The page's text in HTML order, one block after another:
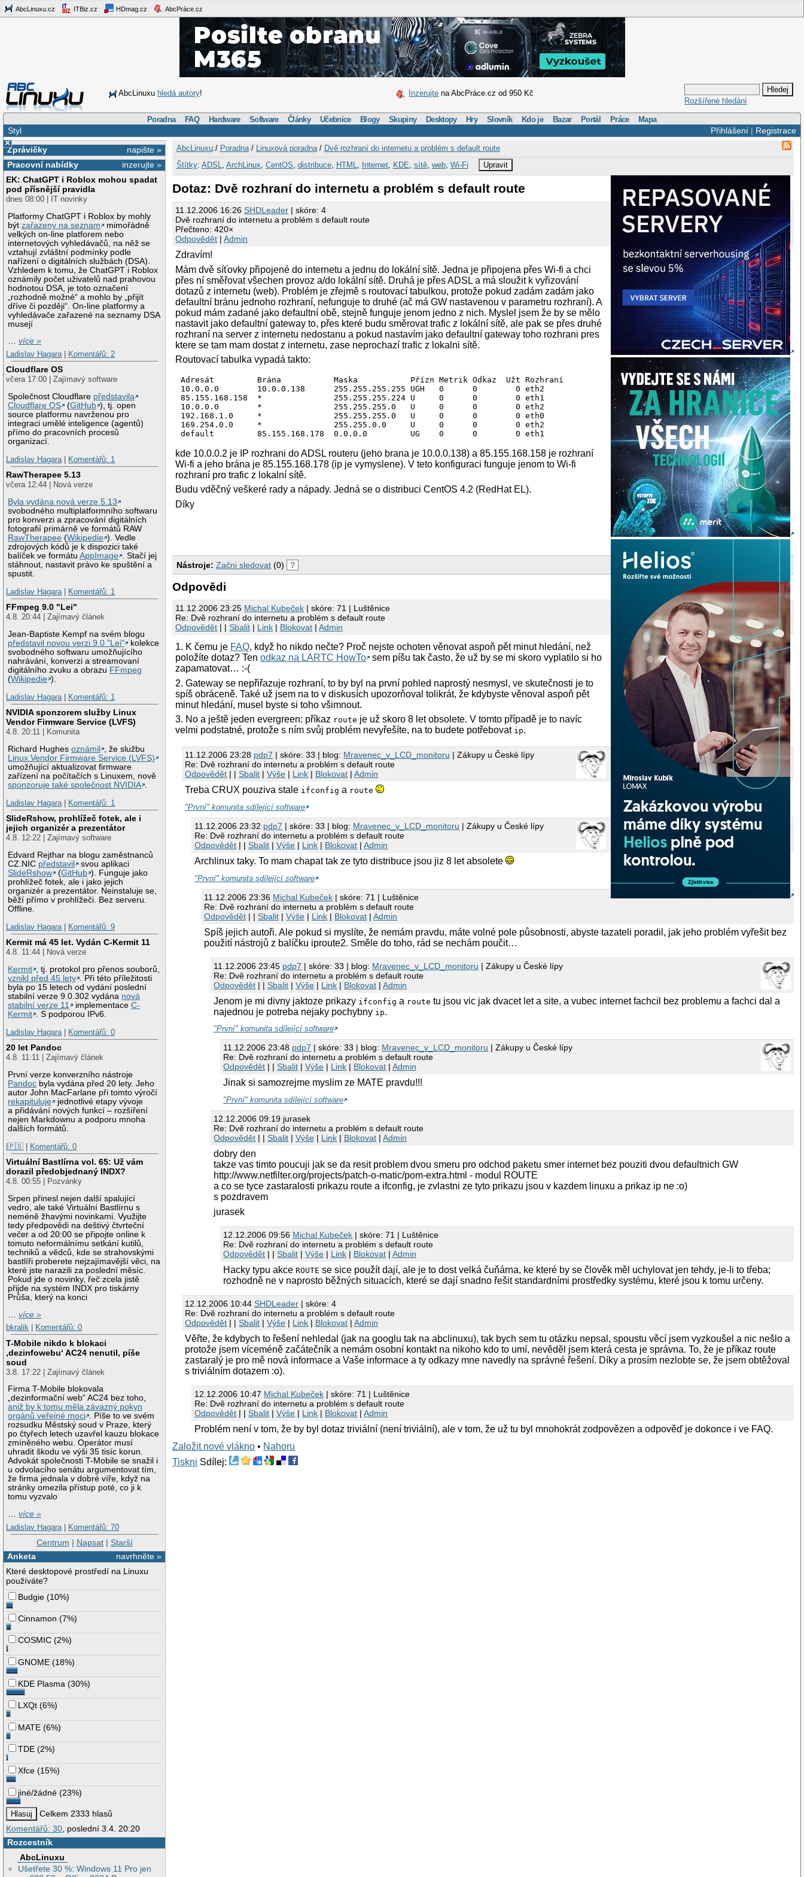
AbcLinuxu.cz ITBiz.cz HDmag.cz AbcPráce.cz
AbcLinuxu hledá autory! Inzerujte na AbcPráce.cz od 950 Kč
Rozšířené hledání
Poradna FAQ Hardware Software Články Učebnice Blogy Skupiny Desktopy Hry Slovník Kdo je Bazar Portál Práce Mapa
Přihlášení| Registrace
Styl
×
napište »
Zprávičky
inzerujte »
Pracovní nabídky
EK: ChatGPT i Roblox mohou spadat
pod přísnější pravidla
dnes 08:00 | IT novinky
Platformy ChatGPT i Roblox by mohly
býtzařazeny na seznam
mimořádně
velkých on-line platforem nebo
internetových vyhledávačů, na něž se
vztahují zvláštní podmínky podle
nařízení o digitálních službách (DSA).
Vzhledem k tomu, že ChatGPT i Roblox
oznámily počet uživatelů nad prahovou
hodnotou DSA, je toto označení
„rozhodně možné“ a mohlo by „přijít
dříve či později“. On-line platformy a
vyhledávače zařazené na seznamy DSA
musejí
…více »
Ladislav Hagara
Komentářů: 2
Cloudflare OS
včera 17:00 | Zajímavý software
Společnost Cloudflare představila
Cloudflare OS
(GitHub ), tj. open
source platformu navrženou pro
integraci umělé inteligence (agentů)
přímo do pracovních procesů
organizací.
Ladislav Hagara
Komentářů: 1
RawTherapee 5.13
včera 12:44 | Nová verze
Byla vydána nová verze 5.13
svobodného multiplatformního softwaru
pro konverzi a zpracování digitálních
fotografií primárně ve formátů RAW
RawTherapee (Wikipedie ). Vedle
zdrojových kódů je k dispozici také
balíček ve formátuAppImage . Stačí jej
stáhnout, nastavit právo ke spuštění a
spustit.
Ladislav Hagara
Komentářů: 1
FFmpeg 9.0 "Lei"
4.8. 20:44 | Zajímavý článek
Jean-Baptiste Kempf na svém blogu
představil novou verzi 9.0 "Lei"
kolekce
svobodného softwaru umožňujícího
nahrávání, konverzi a streamovaní
digitálního zvuku a obrazu FFmpeg
(Wikipedie ).
Ladislav Hagara
Komentářů: 1
NVIDIA sponzorem služby Linux
Vendor Firmware Service (LVFS)
4.8. 20:11 | Komunita
Richard Hughesoznámil
, že službu
Linux Vendor Firmware Service (LVFS)
umožňující aktualizovat firmware
zařízení na počítačích s Linuxem, nově
sponzoruje také společnost NVIDIA .
Ladislav Hagara | Komentářů: 1
SlideRshow, prohlížeč fotek, ale i
jejich organizér a prezentátor
4.8. 12:22 | Zajímavý software
Edvard Rejthar na blogu zaměstnanců
CZ.NIC představil
svou aplikaci
SlideRshow
(GitHub ). Funguje jako
prohlížeč fotek, ale i jako jejich
organizér a prezentátor. Neinstaluje se,
běží přímo v prohlížeči. Bez serveru.
Offline.
Ladislav Hagara | Komentářů: 9
Kermit má 45 let. Vydán C-Kermit 11
4.8. 11:44 | Nová verze
Kermit , tj. protokol pro přenos souborů,
vznikl před 45 lety . Při této příležitosti
byla po 15 letech od vydání poslední
stabilní verze 9.0.302 vydána nová
stabilní verze 11
implementaceC-
Kermit . S podporou IPv6.
Ladislav Hagara | Komentářů: 0
20 let Pandoc
4.8. 11:11 | Zajímavý článek
První verze konverzního nástroje
Pandoc byla vydána před 20 lety. Jeho
autor John MacFarlane při tomto výročí
rekapituluje
jednotlivé etapy vývoje
a přidávání nových funkcí – rozšíření
nejen Markdownu a podporu mnoha
dalších formátů.
|🇵🇸 | Komentářů: 0
Virtuální Bastlírna vol. 65: Už vám
dorazil předobjednaný INDX?
4.8. 00:55 | Pozvánky
Srpen přinesl nejen další spalující
vedro, ale také Virtuální Bastlírnu s
neméně žhavými novinkami. Využijte
tedy předpovědi na deštivý čtvrteční
večer a od 20:00 se připojte online k
tomuto neformálnímu setkání kutilů,
techniků a vědců, kde se strahovskými
bastlíři proberete nejzajímavější věci, na
které jste narazili za poslední měsíc.
Pokud jde o novinky, řeč zcela jistě
přijde na systém INDX pro tiskárny
Průša, který na konci
…více »
bkralik
Komentářů: 0
T-Mobile nikdo k blokaci
‚dezinfowebu‘ AC24 nenutil, píše
soud
3.8. 17:22 | Zajímavý článek
Firma T-Mobile blokovala
„dezinformační web“ AC24 bez toho,
aniž by k tomu měla závazný pokyn
orgánů veřejné moci . Píše to ve svém
rozsudku Městský soud v Praze, který
po čtyřech letech uzavřel kauzu blokace
zmíněného webu. Operátor musí
uhradit škodu ve výši 35 tisíc korun.
Advokát společnosti T-Mobile se snažil i
u odvolacího senátu argumentovat tím,
že firma jednala v dobré víře, když na
stránky omezila přístup poté, co ji k
tomu vyzvalo
…více »
Ladislav Hagara | Komentářů: 70
Centrum | Napsat| Starší
navrhněte »
Anketa
Které desktopové prostředí na Linuxu
používáte?
Budgie (10%)
Cinnamon (7%)
COSMIC (2%)
GNOME (18%)
KDE Plasma (30%)
LXQt (6%)
MATE (6%)
TDE (2%)
Xfce (15%)
jiné/žádné (23%)
Celkem 2333 hlasů
Komentářů: 30, poslední 3.4. 20:20
Rozcestník
AbcLinuxu
Ušetřete 30 %: Windows 11 Pro jen
AbcLinuxu:/ Poradna/ Linuxová poradna/ Dvě rozhraní do internetu a problém s default route
Štítky: ADSL ArchLinux CentOS distribuce, HTML Internet, KDE sítě, web, Wi-Fi Upravit
Dotaz: Dvě rozhraní do internetu a problém s default route
11.12.2006 16:26SHDLeader | skóre: 4
Dvě rozhraní do internetu a problém s default route
Přečteno: 420×
Odpovědět |Admin
Zdravím!
Mám dvě síťovky připojené do internetu a jednu do lokální sítě. Jedna je připojena přes Wi-fi a chci
přes ní směřovat všechen provoz a/do lokální sítě. Druhá je přes ADSL a má sloužit k vyřizování
dotazů z internetu (web). Problém je zřejmě s routovací tabulkou, protože pokud zadám zadám jako
defaultní bránu jednoho rozhraní, nefunguje to druhé (ač má GW nastavenou v parametru rozhraní). A
pokud mám zadané jako defaultní obě, stejně funguje jenom jedno z nich. Myslel jsem že by se mělo
nastavit jako defaultní gateway to, přes které budu směrovat trafic z lokální sítě, ale pak se přes druhé
rozhraní na server z internetu nedostanu a pokud nastavím jako defaultní gateway toho rozhrani pres
ktere se tam mam dostat z internetu, zase neprochazí trafic z lokalni sítě.
Routovací tabulka vypadá takto:
Adresát         Brána           Maska           Přízn Metrik Odkaz  Užt Rozhraní
10.0.0.0        10.0.0.138      255.255.255.255 UGH   0      0        0 eth2
85.155.168.158  *               255.255.255.224 U     0      0        0 eth1
10.0.0.0        *               255.255.255.0   U     0      0        0 eth2
192.168.1.0     *               255.255.255.0   U     0      0        0 eth0
169.254.0.0     *               255.255.0.0     U     0      0        0 eth2
default         85.155.168.178  0.0.0.0         UG    0      0        0 eth1
kde 10.0.0.2 je IP rozhrani do ADSL routeru (jeho brana je 10.0.0.138) a 85.155.168.158 je rozhraní
Wi-fi a jeho brána je 85.155.168.178 (ip je vymyslene). V teto konfiguraci funguje jenom to Wi-fi
rozhraní pro trafic z lokalní sítě.
Budu vděčný veškeré rady a nápady. Jedná se o distribuci CentOS 4.2 (RedHat EL).
Díky
Nástroje: Začni sledovat (0) ?
Odpovědi
11.12.2006 23:25 Michal Kubeček | skóre: 71 | Luštěnice
Re: Dvě rozhraní do internetu a problém s default route
Odpovědět | |Sbalit | Link | Blokovat |Admin
1. K čemu je FAQ, když ho nikdo nečte? Proč nejste ochoten věnovat aspoň pět minut hledání, než
položíte dotaz? Tenodkaz na LARTC HowTo sem píšu tak často, že už by se mi skoro vyplatilo si ho
zapamatovat… :-(
2. Gateway se nepřiřazuje rozhraní, to by byl na první pohled naprostý nesmysl, ve skutečnosti je to
spíš obráceně. Také už jsem na to v diskusích upozorňoval tolikrát, že kdybyste věnoval aspoň pět
minut hledání, musel byste si toho všimnout.
3. No a ještě jeden evergreen: příkaz route je už skoro 8 let obsolete. V tomto případě je to navíc
velmi podstatné, protože s ním svůj problém nevyřešíte, na to budete potřebovat ip.
11.12.2006 23:28 pdp7 | skóre: 33 | blog: Mravenec_v_LCD_monitoru | Zákupy u České lípy
Re: Dvě rozhraní do internetu a problém s default route
Odpovědět | |Sbalit |Výše | Link | Blokovat |Admin
Treba CRUX pouziva stale ifconfig a route
"První" komunita sdílející software
11.12.2006 23:32 pdp7 | skóre: 33 | blog: Mravenec_v_LCD_monitoru | Zákupy u České lípy
Re: Dvě rozhraní do internetu a problém s default route
Odpovědět | |Sbalit |Výše | Link | Blokovat |Admin
Archlinux taky. To mam chapat tak ze tyto distribuce jsou jiz 8 let absolete
"První" komunita sdílející software
11.12.2006 23:36 Michal Kubeček | skóre: 71 | Luštěnice
Re: Dvě rozhraní do internetu a problém s default route
Odpovědět | |Sbalit |Výše | Link | Blokovat |Admin
Spíš jejich autoři. Ale pokud si myslíte, že nemám pravdu, máte volné pole působnosti, abyste tazateli poradil, jak jeho problém vyřešit bez
použití nástrojů z balíčku iproute2. Směle do toho, rád se nechám poučit…
11.12.2006 23:45 pdp7 | skóre: 33 | blog: Mravenec_v_LCD_monitoru | Zákupy u České lípy
Re: Dvě rozhraní do internetu a problém s default route
Odpovědět | |Sbalit |Výše | Link | Blokovat |Admin
Jenom je mi divny jaktoze prikazy ifconfig a route tu jsou vic jak dvacet let a site, a vubec internet fachcil bez problemu a fachci dal a
najednou je potreba nejaky pochybny ip.
"První" komunita sdílející software
11.12.2006 23:48 pdp7 | skóre: 33 | blog: Mravenec_v_LCD_monitoru | Zákupy u České lípy
Re: Dvě rozhraní do internetu a problém s default route
Odpovědět | |Sbalit |Výše | Link | Blokovat |Admin
Jinak si samozrejme myslim ze MATE pravdu!!!
"První" komunita sdílející software
12.12.2006 09:19 jurasek
Re: Dvě rozhraní do internetu a problém s default route
Odpovědět | |Sbalit |Výše | Link | Blokovat |Admin
dobry den
takze vas timto poucuji jak se da resit problem dvou smeru pro odchod paketu smer internet bez pouziti dvou defaultnich GW
http://www.netfilter.org/projects/patch-o-matic/pom-extra.html - modul ROUTE
a co se tyce zastaralosti prikazu route a ifconfig, je zvlastni ze tyto prikazu jsou v kazdem linuxu a prikaz ip ne :o)
s pozdravem
jurasek
12.12.2006 09:56 Michal Kubeček | skóre: 71 | Luštěnice
Re: Dvě rozhraní do internetu a problém s default route
Odpovědět | |Sbalit |Výše | Link | Blokovat |Admin
Hacky typu akceROUTE se sice použít dají, ale je to dost velká čuňárna, ke které by se člověk měl uchylovat jen tehdy, je-li to třeba;
rozhodně ne v naprosto běžných situacích, které se dají snadno řešit standardními prostředky systému, které jsou k tomu určeny.
12.12.2006 10:44SHDLeader | skóre: 4
Re: Dvě rozhraní do internetu a problém s default route
Odpovědět | |Sbalit |Výše | Link | Blokovat |Admin
Věřte, že kdybych to řešení nehledal (jak na googlu tak na abclinuxu), tak bych sem tu otázku nepsal, spoustu věcí jsem vyzkoušel a nic nešlo a
protože jsem víceméně začátečník a nemám osobní kontakt na nikoho kdo to umí, nevěděl jsem která cesta je správna. To, že je příkaz route
zastaralý je pro mě nová informace a Vaše informace a ty odkazy mne navedly na správné řešení. Díky a prosím nezlobte se, že jsem obtěžoval
s triviálním dotazem :o).
12.12.2006 10:47 Michal Kubeček | skóre: 71 | Luštěnice
Re: Dvě rozhraní do internetu a problém s default route
Odpovědět | |Sbalit |Výše | Link | Blokovat |Admin
Problém není v tom, že by byl dotaz triviální (není triviální), ale v tom, že už tu byl mnohokrát zodpovězen a odpověď je dokonce i ve FAQ.
Založit nové vlákno • Nahoru
Tiskni Sdílej: